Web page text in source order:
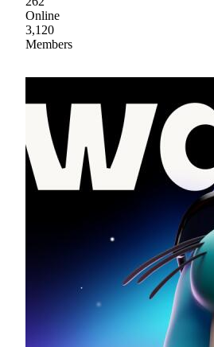
Online
3,120
Members